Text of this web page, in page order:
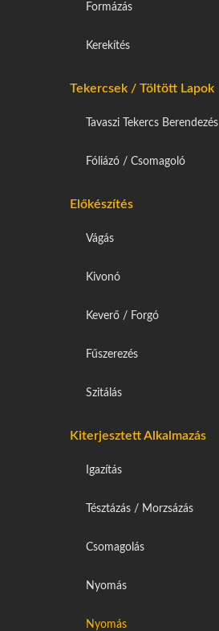
Formázás
Kerekítés
Tekercsek / Töltött Lapok
Tavaszi Tekercs Berendezés
Fóliázó / Csomagoló
Előkészítés
Vágás
Kivonó
Keverő / Forgó
Fűszerezés
Szitálás
Kiterjesztett Alkalmazás
Igazítás
Tésztázás / Morzsázás
Csomagolás
Nyomás
Nyomás